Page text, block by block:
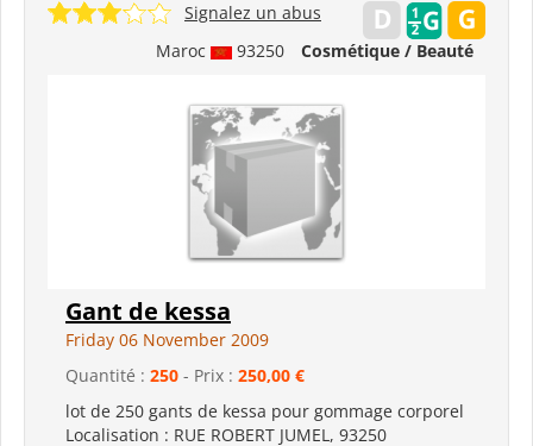
Maroc 93250 Cosmétique / Beauté
Signalez un abus
Gant de kessa
Friday 06 November 2009
Quantité : 250 - Prix : 250,00 €
lot de 250 gants de kessa pour gommage corporel
Localisation : RUE ROBERT JUMEL, 93250